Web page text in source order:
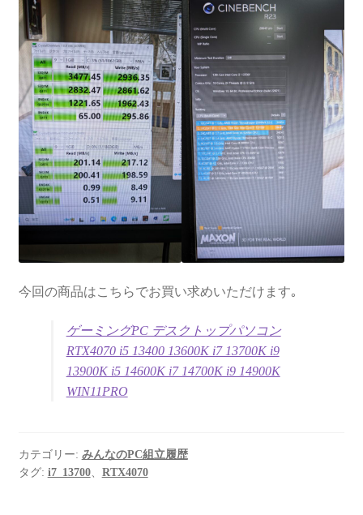
今回の商品はこちらでお買い求めいただけます｡
ゲーミングPC デスクトップパソコン
RTX4070 i5 13400 13600K i7 13700K i9
13900K i5 14600K i7 14700K i9 14900K
WIN11PRO
カテゴリー: みんなのPC組立履歴
タグ: i7_13700、 RTX4070